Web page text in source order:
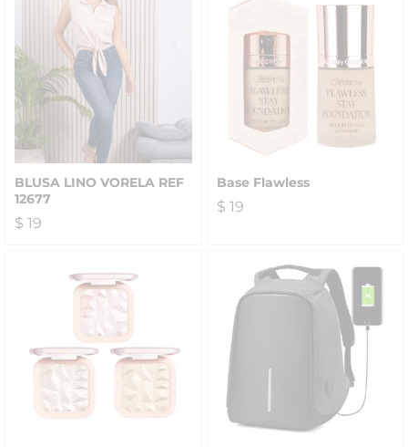
BLUSA LINO VORELA REF
12677
$ 19
Base Flawless
$ 19